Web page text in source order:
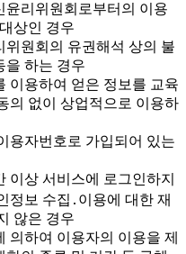
윤리위원회로부터의 이용
상인 경우
위원회의 유권해석 상의 불
을 하는 경우
이용하여 얻은 정보를 교육
의 없이 상업적으로 이용하
용자번호로 가입되어 있는
이상 서비스에 로그인하지
정보 수집․이용에 대한 재
않은 경우
하여 이용자의 이용을 제